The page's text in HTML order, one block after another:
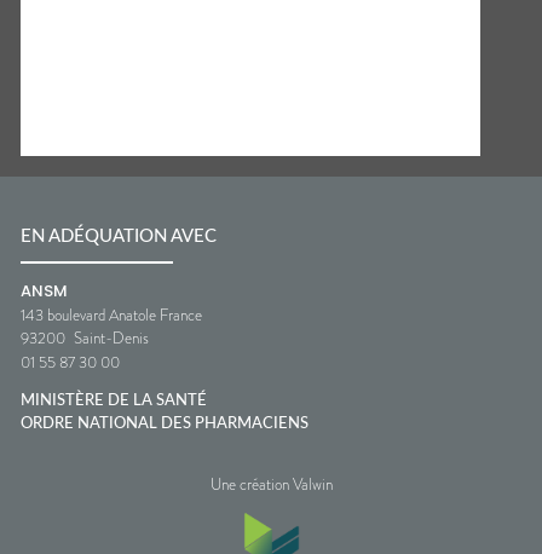
EN ADÉQUATION AVEC
ANSM
143 boulevard Anatole France
93200 Saint-Denis
01 55 87 30 00
MINISTÈRE DE LA SANTÉ
ORDRE NATIONAL DES PHARMACIENS
Une création Valwin